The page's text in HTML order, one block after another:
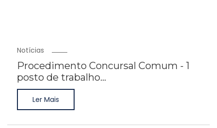
Notícias
Procedimento Concursal Comum - 1
posto de trabalho...
Ler Mais